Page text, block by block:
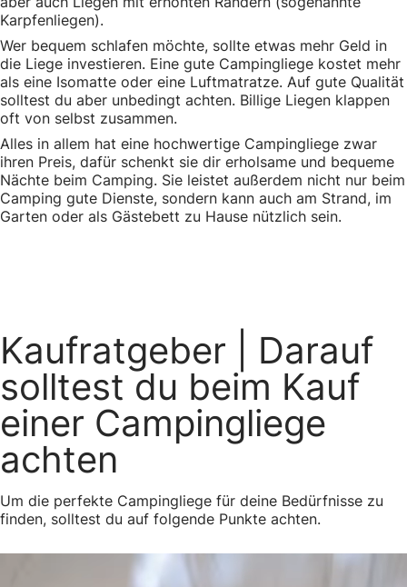
Karpfenliegen).
Wer bequem schlafen möchte, sollte etwas mehr Geld in
die Liege investieren. Eine gute Campingliege kostet mehr
als eine Isomatte oder eine Luftmatratze. Auf gute Qualität
solltest du aber unbedingt achten. Billige Liegen klappen
oft von selbst zusammen.
Alles in allem hat eine hochwertige Campingliege zwar
ihren Preis, dafür schenkt sie dir erholsame und bequeme
Nächte beim Camping. Sie leistet außerdem nicht nur beim
Camping gute Dienste, sondern kann auch am Strand, im
Garten oder als Gästebett zu Hause nützlich sein.
Kaufratgeber | Darauf
solltest du beim Kauf
einer Campingliege
achten
Um die perfekte Campingliege für deine Bedürfnisse zu
finden, solltest du auf folgende Punkte achten.